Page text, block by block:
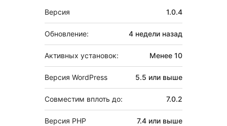
Мета
Версия 1.0.4
Обновление: 4 недели назад
Активных установок: Менее 10
Версия WordPress 5.5 или выше
Совместим вплоть до: 7.0.2
Версия PHP 7.4 или выше